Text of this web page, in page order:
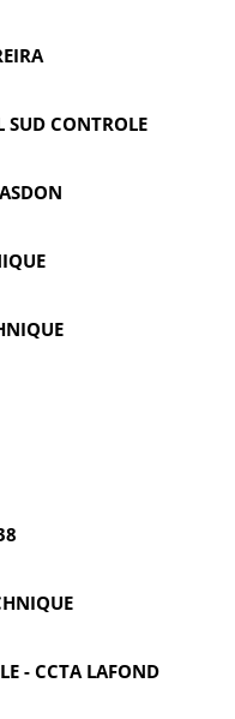
SUD CONTROLE
- CCTA LAFOND